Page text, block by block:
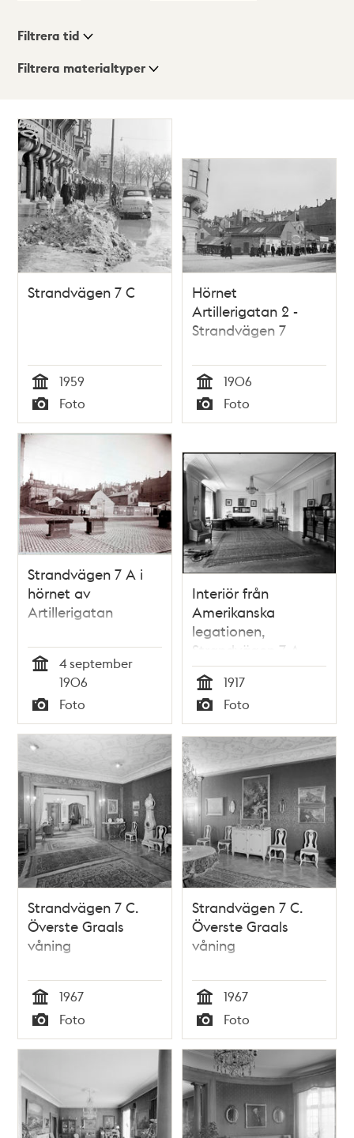
Visningsläge
Lista
Karta
Filtrera tid
Filtrera materialtyper
träffar
Strandvägen 7 C
Tid
1959
Typ
Foto
Hörnet
Artillerigatan 2 -
Strandvägen 7
Tid
1906
Typ
Foto
Strandvägen 7 A i
hörnet av
Artillerigatan
4 september
1906
Typ
Foto
Interiör från
Amerikanska
legationen,
Strandvägen 7 A
Tid
1917
Typ
Foto
Strandvägen 7 C.
Överste Graals
våning
Tid
1967
Typ
Foto
Strandvägen 7 C.
Överste Graals
våning
Tid
1967
Typ
Foto